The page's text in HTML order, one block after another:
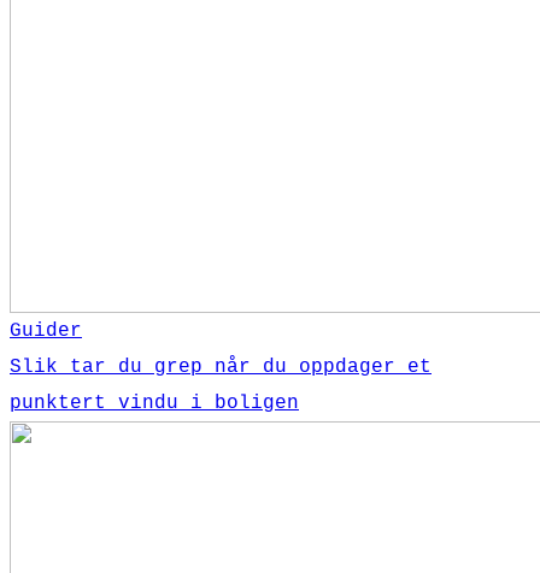
Guider
Slik tar du grep når du oppdager et
punktert vindu i boligen